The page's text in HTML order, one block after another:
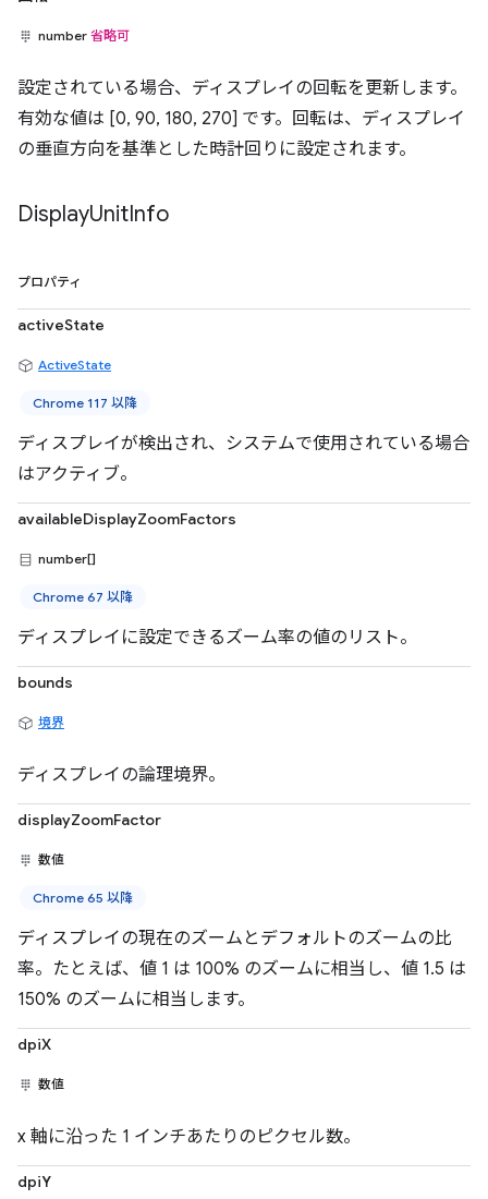
number 省略可
設定されている場合、ディスプレイの回転を更新します。
有効な値は [0, 90, 180, 270] です。回転は、ディスプレイ
の垂直方向を基準とした時計回りに設定されます。
DisplayUnitInfo
プロパティ
activeState
ActiveState
Chrome 117 以降
ディスプレイが検出され、システムで使用されている場合
はアクティブ。
availableDisplayZoomFactors
number[]
Chrome 67 以降
ディスプレイに設定できるズーム率の値のリスト。
bounds
境界
ディスプレイの論理境界。
displayZoomFactor
数値
Chrome 65 以降
ディスプレイの現在のズームとデフォルトのズームの比
率。たとえば、値 1 は 100% のズームに相当し、値 1.5 は
150% のズームに相当します。
dpiX
数値
x 軸に沿った 1 インチあたりのピクセル数。
dpiY